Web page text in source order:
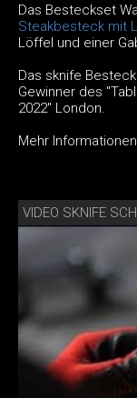
Das Besteckset
Steakbesteck mit
Löffel und einer
Das sknife
Gewinner des
2022" London.
Mehr
VIDEO SKNIFE